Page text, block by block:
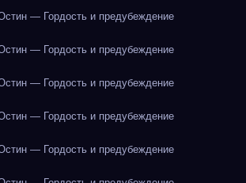
— Гордость и предубеждение
— Гордость и предубеждение
— Гордость и предубеждение
— Гордость и предубеждение
— Гордость и предубеждение